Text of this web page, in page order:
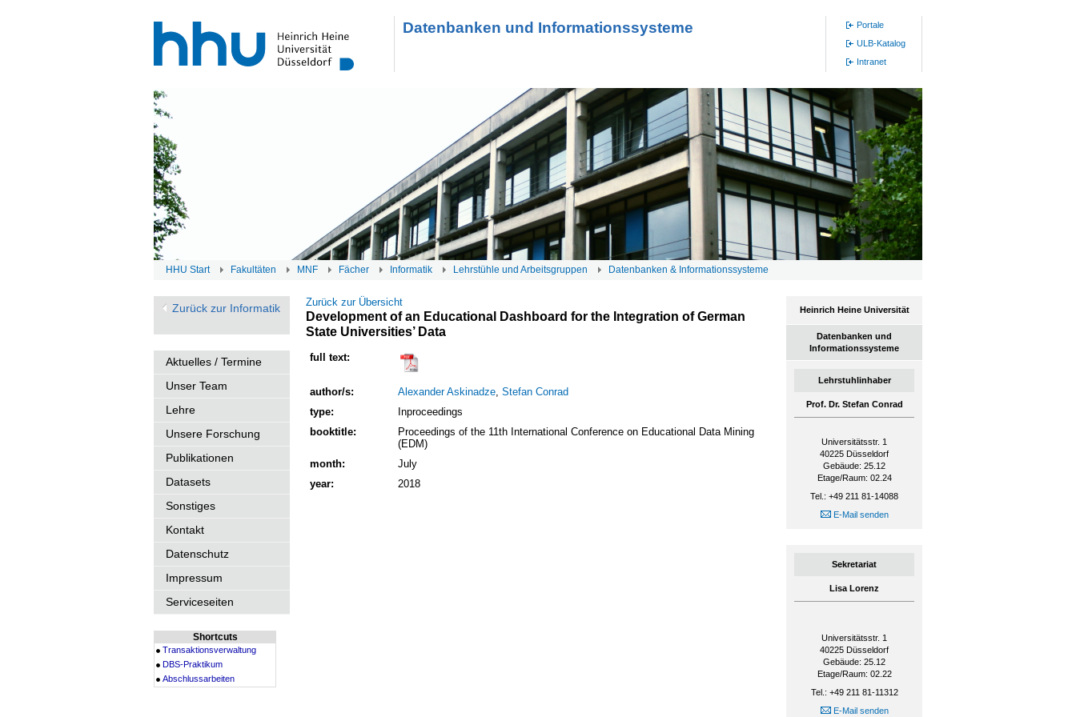
Datenbanken und Informationssysteme
Portale
ULB-Katalog
Intranet
HHU Start Fakultäten MNF Fächer Informatik Lehrstühle und Arbeitsgruppen Datenbanken & Informationssysteme
Zurück zur Informatik
Aktuelles / Termine
Unser Team
Lehre
Unsere Forschung
Publikationen
Datasets
Sonstiges
Kontakt
Datenschutz
Impressum
Serviceseiten
Shortcuts
Transaktionsverwaltung
DBS-Praktikum
Abschlussarbeiten
Zurück zur Übersicht
Development of an Educational Dashboard for the Integration of German
State Universities’ Data
full text:
author/s: Alexander Askinadze, Stefan Conrad
type:
Inproceedings
booktitle:
Proceedings of the 11th International Conference on Educational Data Mining
(EDM)
month:
July
year:
2018
Heinrich Heine Universität
Datenbanken und
Informationssysteme
Lehrstuhlinhaber
Prof. Dr. Stefan Conrad
Universitätsstr. 1
40225 Düsseldorf
Gebäude: 25.12
Etage/Raum: 02.24
Tel.: +49 211 81-14088
E-Mail senden
Sekretariat
Lisa Lorenz
Universitätsstr. 1
40225 Düsseldorf
Gebäude: 25.12
Etage/Raum: 02.22
Tel.: +49 211 81-11312
E-Mail senden